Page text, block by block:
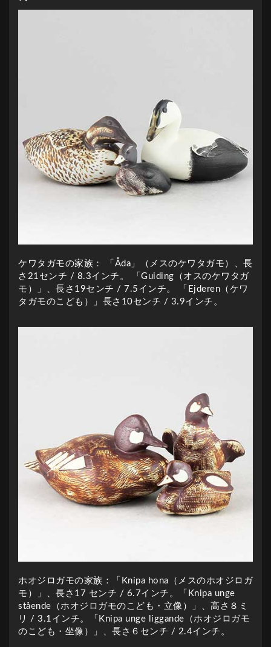
ケワタガモの家族： 「Åda」（メスのケワタガモ）、長
さ21センチ / 8.3インチ。 「Guiding（オスのケワタガ
モ）」、長さ19センチ / 7.5インチ。 「Ejderen（ケワ
タガモのこども）」長さ10センチ / 3.9インチ。
ホオジロガモの家族：「Knipa hona（メスのホオジロガ
モ）」、長さ17 センチ / 6.7インチ。「Knipa unge
stående（ホオジロガモのこども・立像）」、高さ８ミ
リ / 3.1インチ。「Knipa unge liggande（ホオジロガモ
のこども・坐像）」、長さ６センチ / 2.4インチ。